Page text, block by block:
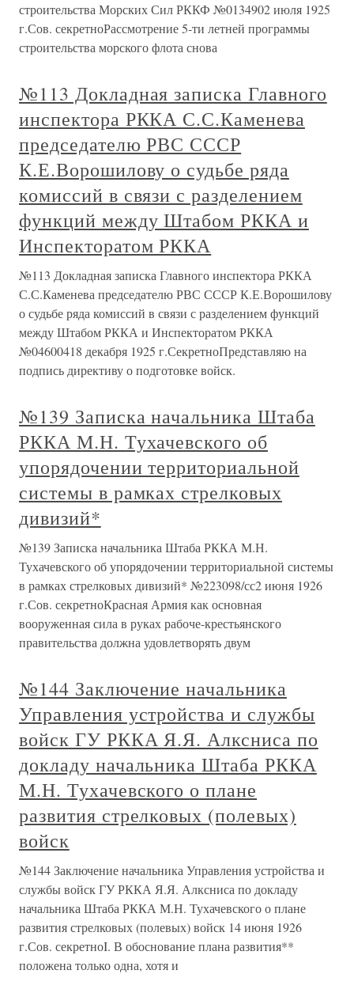
строительства Морских Сил РККФ №0134902 июля 1925
г.Сов. секретноРассмотрение 5-ти летней программы
строительства морского флота снова
№113 Докладная записка Главного
инспектора РККА С.С.Каменева
председателю РВС СССР
К.Е.Ворошилову о судьбе ряда
комиссий в связи с разделением
функций между Штабом РККА и
Инспекторатом РККА
№113 Докладная записка Главного инспектора РККА
С.С.Каменева председателю РВС СССР К.Е.Ворошилову
о судьбе ряда комиссий в связи с разделением функций
между Штабом РККА и Инспекторатом РККА
№04600418 декабря 1925 г.СекретноПредставляю на
подпись директиву о подготовке войск.
№139 Записка начальника Штаба
РККА М.Н. Тухачевского об
упорядочении территориальной
системы в рамках стрелковых
дивизий*
№139 Записка начальника Штаба РККА М.Н.
Тухачевского об упорядочении территориальной системы
в рамках стрелковых дивизий* №223098/сс2 июня 1926
г.Сов. секретноКрасная Армия как основная
вооруженная сила в руках рабоче-крестьянского
правительства должна удовлетворять двум
№144 Заключение начальника
Управления устройства и службы
войск ГУ РККА Я.Я. Алксниса по
докладу начальника Штаба РККА
М.Н. Тухачевского о плане
развития стрелковых (полевых)
войск
№144 Заключение начальника Управления устройства и
службы войск ГУ РККА Я.Я. Алксниса по докладу
начальника Штаба РККА М.Н. Тухачевского о плане
развития стрелковых (полевых) войск 14 июня 1926
г.Сов. секретноI. В обоснование плана развития**
положена только одна, хотя и